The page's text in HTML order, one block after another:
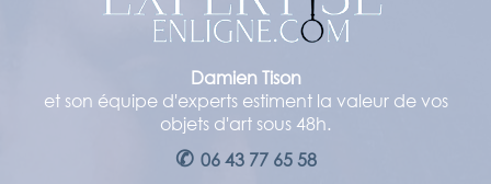
Damien Tison
et son équipe d'experts estiment la valeur de vos
objets d'art sous 48h.
✆ 06 43 77 65 58